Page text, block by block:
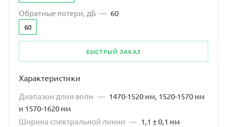
Обратные потери, дБ — 60
60
БЫСТРЫЙ ЗАКАЗ
Характеристики
Диапазон длин волн — 1470-1520 нм, 1520-1570 нм
и 1570-1620 нм
Ширина спектральной линии — 1,1 ± 0,1 нм